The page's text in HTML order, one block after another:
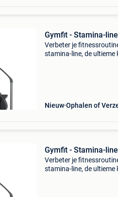
Gymfit - Stamina-
Verbeter je
stamina-line, de ultieme
Nieuw Ophalen of
Gymfit - Stamina-
Verbeter je
stamina-line, de ultieme